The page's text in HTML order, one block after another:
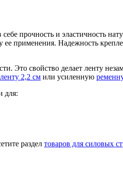
прочность и эластичность
применения. Надежность
Это свойство делает ленту
2,2 см или усиленную
для:
раздел товаров для силовых